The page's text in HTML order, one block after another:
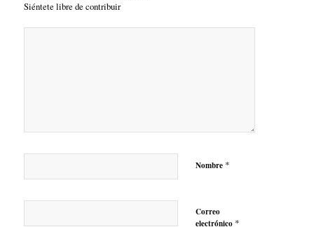
Siéntete libre de contribuir
Nombre *
Correo
electrónico *